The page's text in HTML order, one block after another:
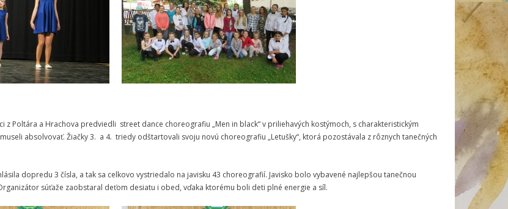
Poltára a Hrachova predviedli street dance choreografiu „Men in black“ v priliehavých kostýmoch, s charakteristickým
absolvovať. Žiačky 3. a 4. triedy odštartovali svoju novú choreografiu „Letušky“, ktorá pozostávala z rôznych tanečných
dopredu 3 čísla, a tak sa celkovo vystriedalo na javisku 43 choreografií. Javisko bolo vybavené najlepšou tanečnou
súťaže zaobstaral deťom desiatu i obed, vďaka ktorému boli deti plné energie a síl.